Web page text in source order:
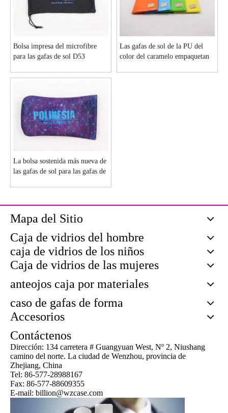
Bolsa impresa del microfibre
para las gafas de sol D53
Las gafas de sol de la PU del
color del caramelo empaquetan
La bolsa sostenida más nueva de
las gafas de sol para las gafas de
Mapa del Sitio
Caja de vidrios del hombre
caja de vidrios de los niños
Caja de vidrios de las mujeres
anteojos caja por materiales
caso de gafas de forma
Accesorios
Contáctenos
Dirección: 134 carretera # Guangyuan West, Nº 2, Niushang
camino del norte. La ciudad de Wenzhou, provincia de
Zhejiang, China
Tel: 86-577-28988167
Fax: 86-577-88609355
E-mail: billion@wzcase.com